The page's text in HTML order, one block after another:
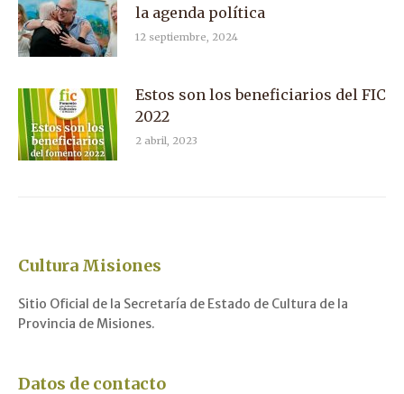
la agenda política
12 septiembre, 2024
Estos son los beneficiarios del FIC
2022
2 abril, 2023
Cultura Misiones
Sitio Oficial de la Secretaría de Estado de Cultura de la
Provincia de Misiones.
Datos de contacto